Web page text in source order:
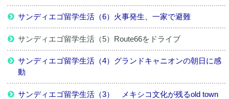
サンディエゴ留学生活（6）火事発生、一家で避難
サンディエゴ留学生活（5）Route66をドライブ
サンディエゴ留学生活（4）グランドキャニオンの朝日に感
動
サンディエゴ留学生活（3） メキシコ文化が残るold town